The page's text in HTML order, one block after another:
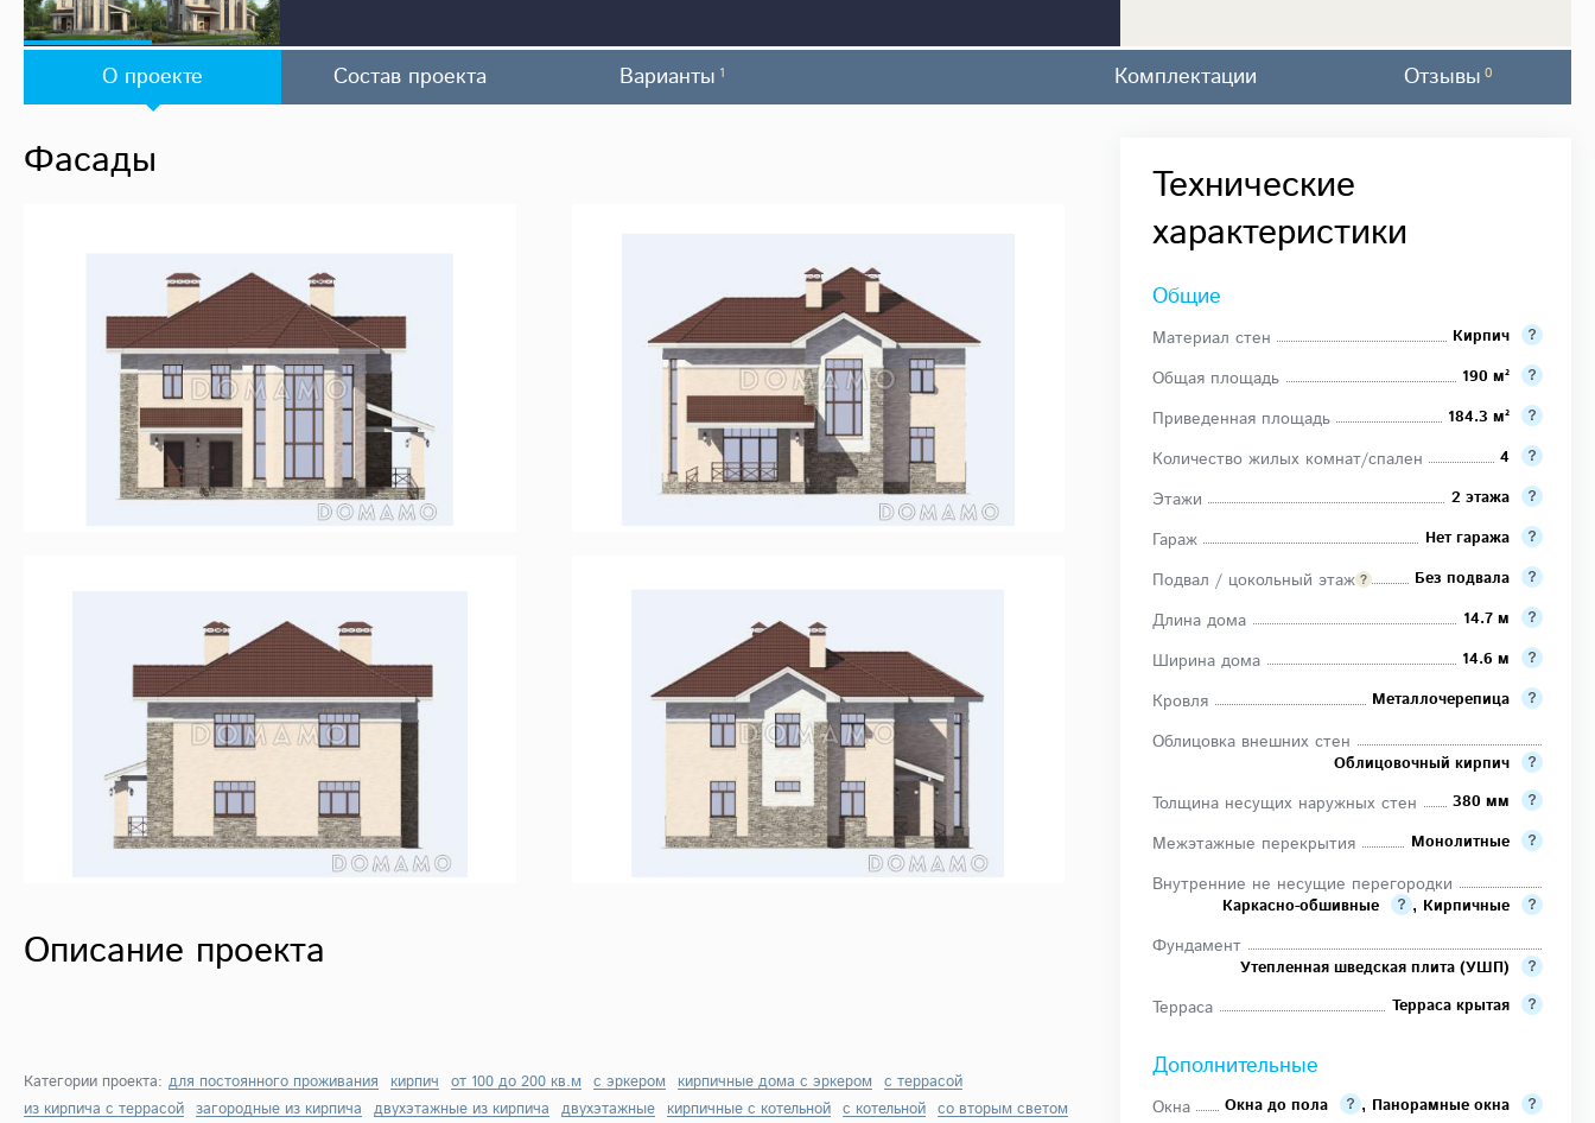
О проекте Состав проекта Варианты 1 Комплектации Отзывы 0
Технические
характеристики
Общие
Материал стен Кирпич
Общая площадь 190 м²
Приведенная площадь 184.3 м²
Количество жилых комнат/спален 4
Этажи 2 этажа
Гараж Нет гаража
Подвал / цокольный этаж Без подвала
Длина дома 14.7 м
Ширина дома 14.6 м
Кровля Металлочерепица
Облицовка внешних стен
Облицовочный кирпич
Толщина несущих наружных стен 380 мм
Межэтажные перекрытия Монолитные
Внутренние не несущие перегородки
Каркасно-обшивные , Кирпичные
Фундамент
Утепленная шведская плита (УШП)
Терраса Терраса крытая
Дополнительные
Окна Окна до пола , Панорамные окна
Фасады
Описание проекта
Категории проекта: для постоянного проживания кирпич от 100 до 200 кв.м с эркером кирпичные дома с эркером с террасой
из кирпича с террасой загородные из кирпича двухэтажные из кирпича двухэтажные кирпичные с котельной с котельной со вторым светом